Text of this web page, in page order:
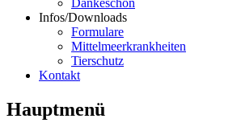
Infos/Downloads
Formulare
Mittelmeerkrankheiten
Tierschutz
Kontakt
Hauptmenü